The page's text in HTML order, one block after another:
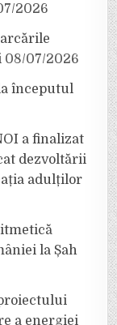
2026
08/07/2026
începutul
a finalizat
dezvoltării
adulților
la Șah
a energiei